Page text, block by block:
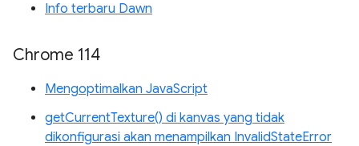
Info terbaru Dawn
Chrome 114
Mengoptimalkan JavaScript
getCurrentTexture() di kanvas yang tidak
dikonfigurasi akan menampilkan InvalidStateError